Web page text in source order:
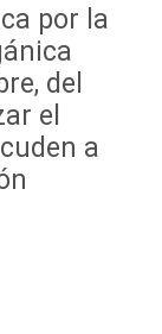
por la
del
el
a